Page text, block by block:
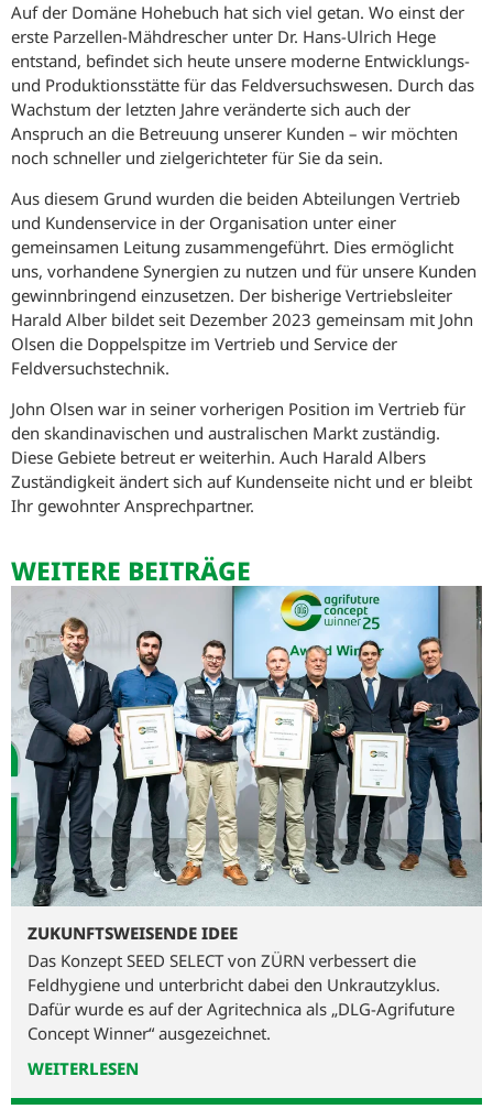
Auf der Domäne Hohebuch hat sich viel getan. Wo einst der
erste Parzellen-Mähdrescher unter Dr. Hans-Ulrich Hege
entstand, befindet sich heute unsere moderne Entwicklungs-
und Produktionsstätte für das Feldversuchswesen. Durch das
Wachstum der letzten Jahre veränderte sich auch der
Anspruch an die Betreuung unserer Kunden – wir möchten
noch schneller und zielgerichteter für Sie da sein.
Aus diesem Grund wurden die beiden Abteilungen Vertrieb
und Kundenservice in der Organisation unter einer
gemeinsamen Leitung zusammengeführt. Dies ermöglicht
uns, vorhandene Synergien zu nutzen und für unsere Kunden
gewinnbringend einzusetzen. Der bisherige Vertriebsleiter
Harald Alber bildet seit Dezember 2023 gemeinsam mit John
Olsen die Doppelspitze im Vertrieb und Service der
Feldversuchstechnik.
John Olsen war in seiner vorherigen Position im Vertrieb für
den skandinavischen und australischen Markt zuständig.
Diese Gebiete betreut er weiterhin. Auch Harald Albers
Zuständigkeit ändert sich auf Kundenseite nicht und er bleibt
Ihr gewohnter Ansprechpartner.
WEITERE BEITRÄGE
ZUKUNFTSWEISENDE IDEE
Das Konzept SEED SELECT von ZÜRN verbessert die
Feldhygiene und unterbricht dabei den Unkrautzyklus.
Dafür wurde es auf der Agritechnica als „DLG-Agrifuture
Concept Winner“ ausgezeichnet.
WEITERLESEN